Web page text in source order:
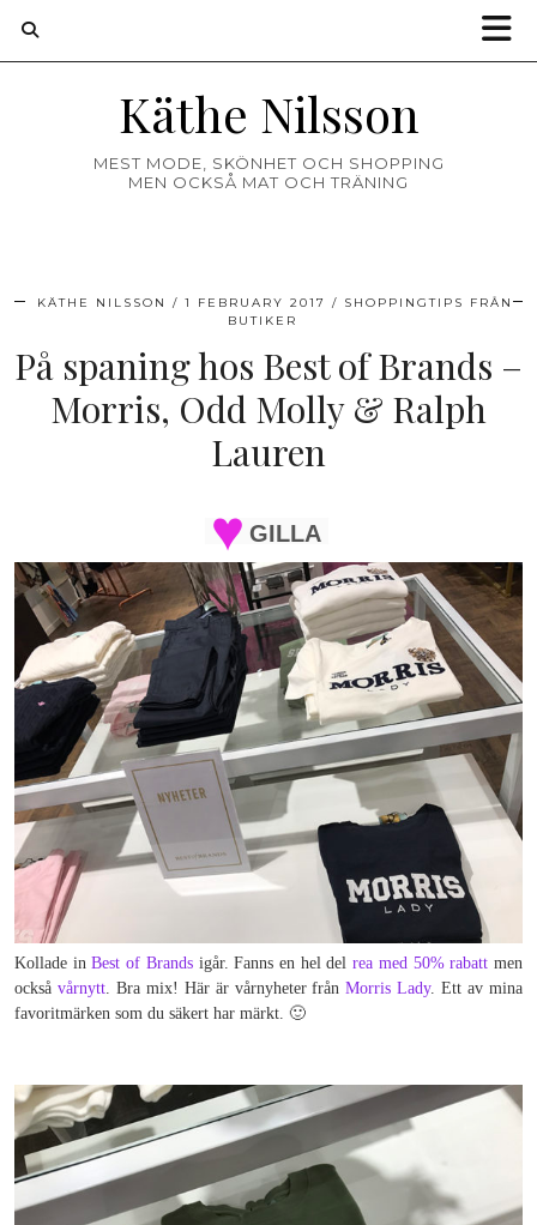
Käthe Nilsson
MEST MODE, SKÖNHET OCH SHOPPING
MEN OCKSÅ MAT OCH TRÄNING
KÄTHE NILSSON 1 FEBRUARY 2017
SHOPPINGTIPS FRÅN
BUTIKER
På spaning hos Best of Brands –
Morris, Odd Molly & Ralph
Lauren
GILLA
Kollade inBest of Brandsigår. Fanns en hel delrea med 50% rabatt men
också vårnytt. Bra mix! Här är vårnyheter frånMorris Lady. Ett av mina
favoritmärken som du säkert har märkt. 🙂